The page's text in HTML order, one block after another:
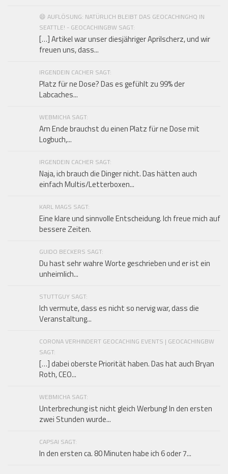
😄 AUFLÖSUNG: NATÜRLICH BLEIBT DAS GEOCACHINGHQ IN
SEATTLE! - GEOCACHINGBW SAGT:
[…] Artikel war unser diesjähriger Aprilscherz, und wir
freuen uns, dass...
IRGENDEIN CACHER SAGT:
Platz für ne Dose? Das es gefühlt zu 99% der
Labcaches...
WEBMICHA SAGT:
Am Ende brauchst du einen Platz für ne Dose mit
Logbuch,...
IRGENDEIN CACHER SAGT:
Naja, ich brauch die Dinger nicht. Das hätten auch
einfach Multis/Letterboxen...
KARL MAGS SAGT:
Eine klare und sinnvolle Entscheidung. Ich freue mich auf
bessere Zeiten.
GUIDO BECKERS SAGT:
Du hast sehr wahre Worte geschrieben und er ist ein
unheimlich...
STUTTGUY SAGT:
Ich vermute, dass es nicht so nervig war, dass die
Veranstaltung...
CORONA VERHINDERT GEOCACHING EVENTS | GEOCACHINGBW
SAGT:
[…] dabei oberste Priorität haben. Das hat auch Bryan
Roth, CEO...
WEBMICHA SAGT:
Unterbrechung ist nicht gleich Werbung! In den ersten
zwei Stunden wurde...
CAPSAI SAGT:
In den ersten ca. 80 Minuten habe ich 6 oder 7...